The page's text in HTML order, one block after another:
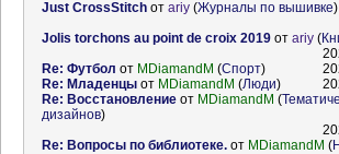
Just CrossStitchот ariy(Журналы по вышивке)
Jolis torchons au point de croix 2019от ariy(
Re: Футбол от MDiamandM (Спорт)
Re: Младенцыот MDiamandM (Люди)
Re: Восстановлениеот MDiamandM (
дизайнов)
Re: Вопросы по библиотеке.от MDiamandM (